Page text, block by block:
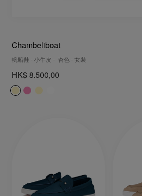
Chambeliboat
帆船鞋 - 小牛皮 - 杏色 - 女裝
HK$ 8.500,00